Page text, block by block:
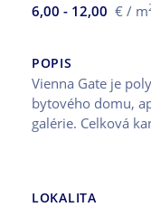
6,00 - 12,00 € / m
POPIS
Vienna Gate je
bytového domu,
galérie. Celková
LOKALITA